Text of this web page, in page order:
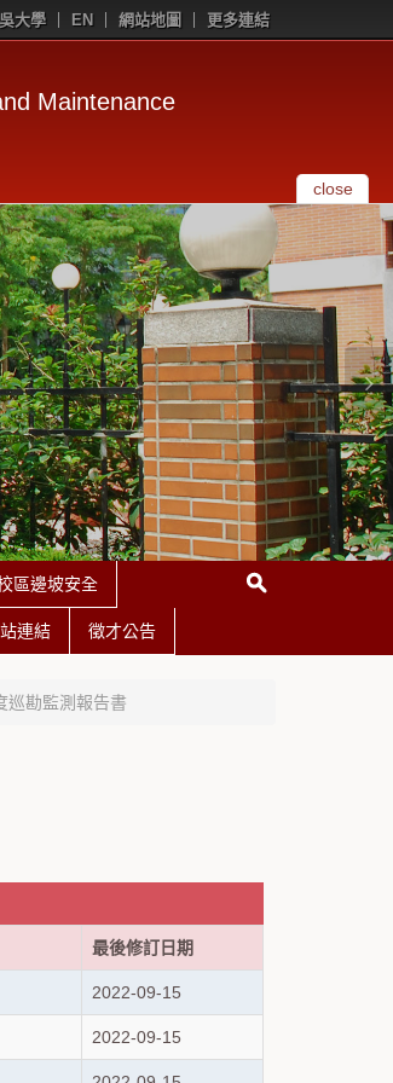
大學 EN 網站地圖 更多連結
Maintenance
close
區邊坡安全
連結 徵才公告
巡勘監測報告書
最後修訂日期
2022-09-15
2022-09-15